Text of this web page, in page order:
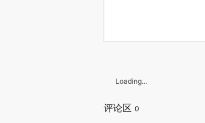
Loading...
评论区 0